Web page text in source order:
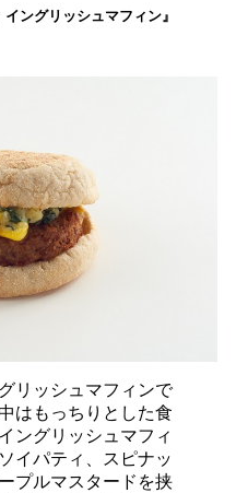
ングリッシュマフィン』
リッシュマフィンで
はもっちりとした食
ングリッシュマフィ
イパティ、スピナッ
プルマスタードを挟